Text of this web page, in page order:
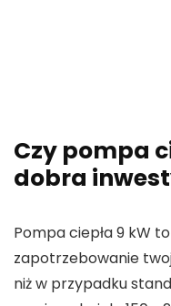
Czy pompa
dobra
Pompa ciepła 9 kW
zapotrzebowanie
niż w przypadku